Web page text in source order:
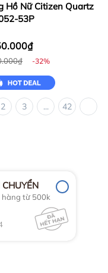
Hồ Nữ Citizen Quartz
53P
-32%
2 3 ... 42
hàng từ 500k